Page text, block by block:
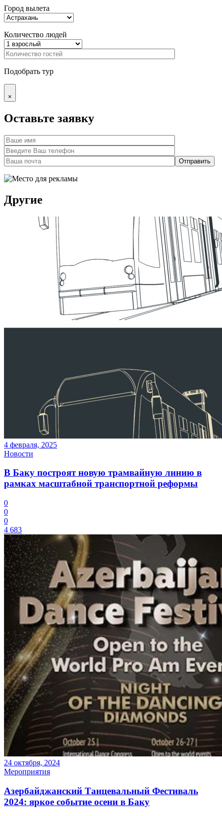
Город вылета
Количество людей
Подобрать тур
×
Оставьте заявку
Другие
4 февраля, 2025
Новости
В Баку построят новую трамвайную линию в
рамках масштабной транспортной реформы
0
0
0
4 683
24 октября, 2024
Мероприятия
Азербайджанский Танцевальный Фестиваль
2024: яркое событие осени в Баку